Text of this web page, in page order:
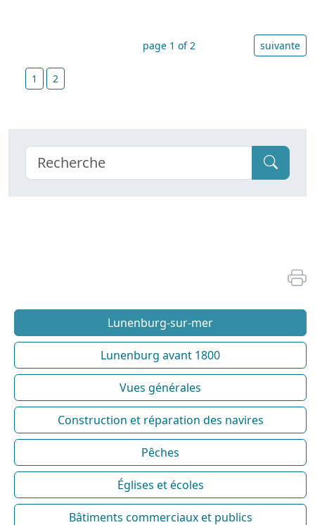
page 1 of 2 suivante
1 2
Lunenburg-sur-mer
Lunenburg avant 1800
Vues générales
Construction et réparation des navires
Pêches
Églises et écoles
Bâtiments commerciaux et publics